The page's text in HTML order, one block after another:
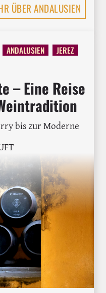
ÜBER ANDALUSIEN
ANDALUSIEN
JEREZ
– Eine Reise
bis zur Moderne